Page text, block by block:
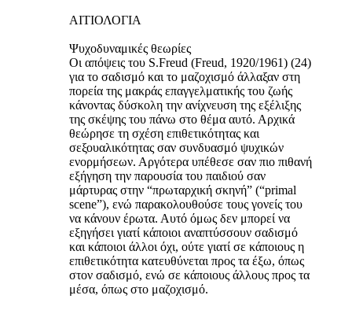
ΑΙΤΙΟΛΟΓΙΑ
Ψυχοδυναμικές θεωρίες
Οι απόψεις του S.Freud (Freud, 1920/1961) (24)
για το σαδισμό και το μαζοχισμό άλλαξαν στη
πορεία της μακράς επαγγελματικής του ζωής
κάνοντας δύσκολη την ανίχνευση της εξέλιξης
της σκέψης του πάνω στο θέμα αυτό. Αρχικά
θεώρησε τη σχέση επιθετικότητας και
σεξουαλικότητας σαν συνδυασμό ψυχικών
ενορμήσεων. Αργότερα υπέθεσε σαν πιο πιθανή
εξήγηση την παρουσία του παιδιού σαν
μάρτυρας στην “πρωταρχική σκηνή” (“primal
scene”), ενώ παρακολουθούσε τους γονείς του
να κάνουν έρωτα. Αυτό όμως δεν μπορεί να
εξηγήσει γιατί κάποιοι αναπτύσσουν σαδισμό
και κάποιοι άλλοι όχι, ούτε γιατί σε κάποιους η
επιθετικότητα κατευθύνεται προς τα έξω, όπως
στον σαδισμό, ενώ σε κάποιους άλλους προς τα
μέσα, όπως στο μαζοχισμό.